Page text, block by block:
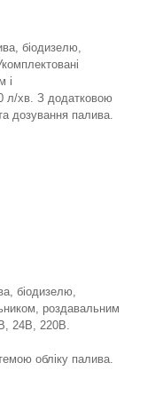
біодизелю,
і
л/хв. З додатковою
дозування палива.
біодизелю,
роздавальним
24В, 220В.
обліку палива.